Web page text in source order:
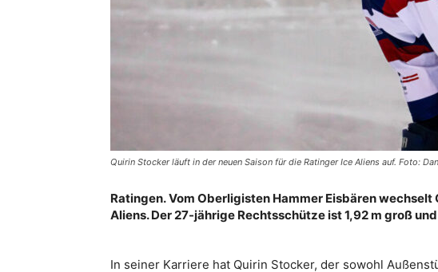
Quirin Stocker läuft in der neuen Saison für die Ratinger Ice Aliens auf. Foto:
Ratingen. Vom Oberligisten Hammer Eisbären
Aliens. Der 27-jährige Rechtsschütze ist 1,92 m groß
In seiner Karriere hat Quirin Stocker, der sowohl